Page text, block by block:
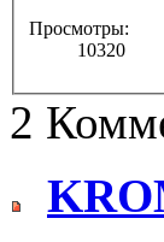
Просмотры:
10320
2